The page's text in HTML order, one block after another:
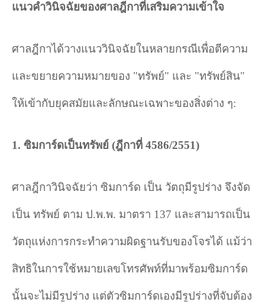
แนวคำวินิจฉัยของศาลฎีกาที่เสริมความเข้าใจ
ศาลฎีกาได้วางแนววินิจฉัยในหลายกรณีเพื่อตีความ
และขยายความหมายของ "ทรัพย์" และ "ทรัพย์สิน"
ให้เข้ากับยุคสมัยและลักษณะเฉพาะของสิ่งต่าง ๆ:
1. ซิมการ์ดเป็นทรัพย์ (ฎีกาที่ 4586/2551)
ศาลฎีกาวินิจฉัยว่า ซิมการ์ด เป็น วัตถุมีรูปร่าง จึงจัด
เป็น ทรัพย์ ตาม ป.พ.พ. มาตรา 137 และสามารถเป็น
วัตถุแห่งการกระทำความผิดฐานรับของโจรได้ แม้ว่า
สิทธิในการใช้หมายเลขโทรศัพท์ที่มาพร้อมซิมการ์ด
นั้นจะไม่มีรูปร่าง แต่ตัวซิมการ์ดเองมีรูปร่างที่จับต้อง